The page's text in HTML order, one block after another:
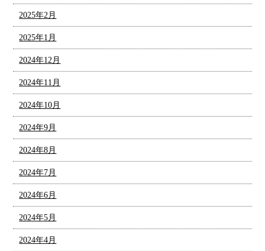
2025年2月
2025年1月
2024年12月
2024年11月
2024年10月
2024年9月
2024年8月
2024年7月
2024年6月
2024年5月
2024年4月